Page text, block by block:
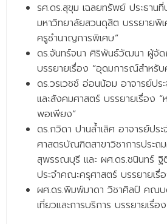
- - เทคโนโลยีสารสนเทศ
ศูนย์บริการ
- ศูนย์เครื่องมือปฏิบัติการวิทยาศาสตร์
- ศูนย์สิ่งแวดล้อม
- ศูนย์ปัญญาประดิษฐ์เพื่อการศึกษา
สหกิจศึกษา
- ข่าวประชาสัมพันธ์
- กิจกรรม
รศ.ดร.สุขุม เฉลยทรัพย์ ประธาน
มหาวิทยาลัยสวนดุสิต บรรยายพิเ
ครูชำนาญการพิเศษ”
ดร.จันทร์จนา ศิริพันธ์วัฒนา ผู้จัด
บรรยายเรื่อง “อุดมการณ์สำหรับ
ดร.วรเวชช์ อ่อนน้อม อาจารย์ป
และสังคมศาสตร์ บรรยายเรื่อง
พอเพียง”
ดร.กวิดา ปานล้ำเลิศ อาจารย์ปร
ศาสตรบัณฑิตสาขาวิชาการประถ
สุพรรณบุรี และ ผศ.ดร.ชนินทร์ ฐิ
ประจำคณะครุศาสตร์ บรรยายเรื่
ผศ.ดร.พิมพ์มาดา วิชาศิลป์ คณบ
เที่ยวและการบริการ บรรยายเรื่อ